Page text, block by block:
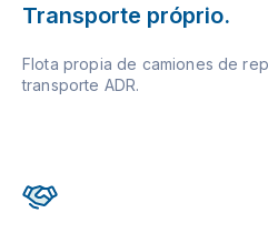
Transporte próprio.
Flota propia de camiones de
transporte ADR.